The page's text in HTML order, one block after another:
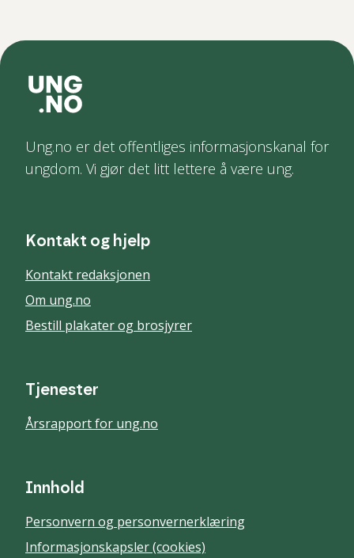
Ung.no er det offentliges informasjonskanal for
ungdom. Vi gjør det litt lettere å være ung.
Kontakt og hjelp
Kontakt redaksjonen
Om ung.no
Bestill plakater og brosjyrer
Tjenester
Årsrapport for ung.no
Innhold
Personvern og personvernerklæring
Informasjonskapsler (cookies)